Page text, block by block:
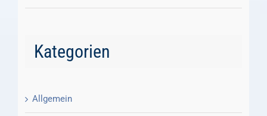
Kategorien
Allgemein